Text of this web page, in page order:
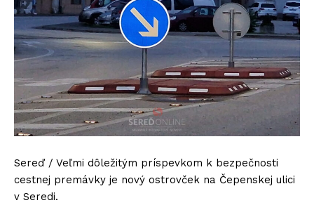
Sereď / Veľmi dôležitým príspevkom k bezpečnosti
cestnej premávky je nový ostrovček na Čepenskej ulici
v Seredi.